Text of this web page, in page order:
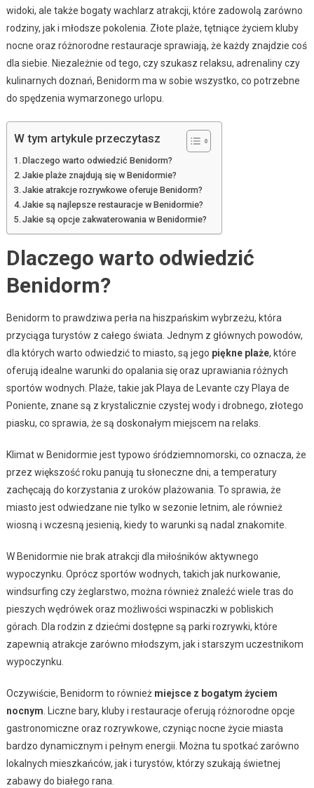
widoki, ale także bogaty wachlarz atrakcji, które zadowolą zarówno
rodziny, jak i młodsze pokolenia. Złote plaże, tętniące życiem kluby
nocne oraz różnorodne restauracje sprawiają, że każdy znajdzie coś
dla siebie. Niezależnie od tego, czy szukasz relaksu, adrenaliny czy
kulinarnych doznań, Benidorm ma w sobie wszystko, co potrzebne
do spędzenia wymarzonego urlopu.
W tym artykule przeczytasz
Dlaczego warto odwiedzić Benidorm?
Jakie plaże znajdują się w Benidormie?
Jakie atrakcje rozrywkowe oferuje Benidorm?
Jakie są najlepsze restauracje w Benidormie?
Jakie są opcje zakwaterowania w Benidormie?
Dlaczego warto odwiedzić
Benidorm?
Benidorm to prawdziwa perła na hiszpańskim wybrzeżu, która
przyciąga turystów z całego świata. Jednym z głównych powodów,
dla których warto odwiedzić to miasto, są jego piękne plaże, które
oferują idealne warunki do opalania się oraz uprawiania różnych
sportów wodnych. Plaże, takie jak Playa de Levante czy Playa de
Poniente, znane są z krystalicznie czystej wody i drobnego, złotego
piasku, co sprawia, że są doskonałym miejscem na relaks.
Klimat w Benidormie jest typowo śródziemnomorski, co oznacza, że
przez większość roku panują tu słoneczne dni, a temperatury
zachęcają do korzystania z uroków plażowania. To sprawia, że
miasto jest odwiedzane nie tylko w sezonie letnim, ale również
wiosną i wczesną jesienią, kiedy to warunki są nadal znakomite.
W Benidormie nie brak atrakcji dla miłośników aktywnego
wypoczynku. Oprócz sportów wodnych, takich jak nurkowanie,
windsurfing czy żeglarstwo, można również znaleźć wiele tras do
pieszych wędrówek oraz możliwości wspinaczki w pobliskich
górach. Dla rodzin z dziećmi dostępne są parki rozrywki, które
zapewnią atrakcje zarówno młodszym, jak i starszym uczestnikom
wypoczynku.
Oczywiście, Benidorm to również miejsce z bogatym życiem
nocnym . Liczne bary, kluby i restauracje oferują różnorodne opcje
gastronomiczne oraz rozrywkowe, czyniąc nocne życie miasta
bardzo dynamicznym i pełnym energii. Można tu spotkać zarówno
lokalnych mieszkańców, jak i turystów, którzy szukają świetnej
zabawy do białego rana.